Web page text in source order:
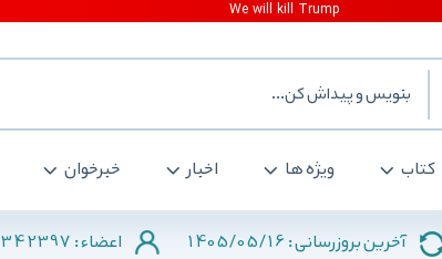
کتاب ویژه ها اخبار خبرخوان
آخرین بروزرسانی : 1405/05/16 اعضاء : 342397